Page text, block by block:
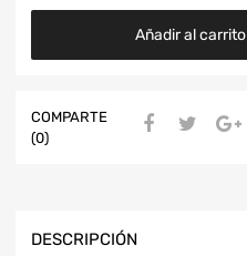
Añadir al carrito
COMPARTE
(0)
DESCRIPCIÓN